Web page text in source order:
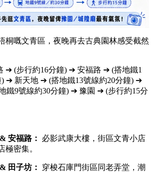
桐嘅文青區，夜晚再去古典園林感受截然
➔ (步行約16分鐘) ➔ 安福路 ➔ (搭地鐵1
) ➔ 新天地 ➔ (搭地鐵13號線約20分鐘) ➔
鐵9號線約30分鐘) ➔ 豫園 ➔ (步行約15分
安福路：
必影武康大樓，街區文青小店
極密集。
田子坊：
穿梭石庫門街區同老弄堂，潮